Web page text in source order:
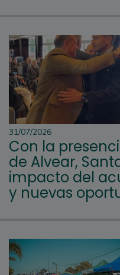
31/07/2026
Con la
de Alvear,
impacto del
y nuevas